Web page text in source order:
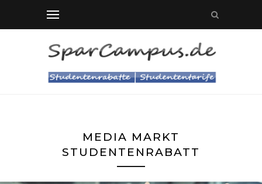
MEDIA MARKT
STUDENTENRABATT